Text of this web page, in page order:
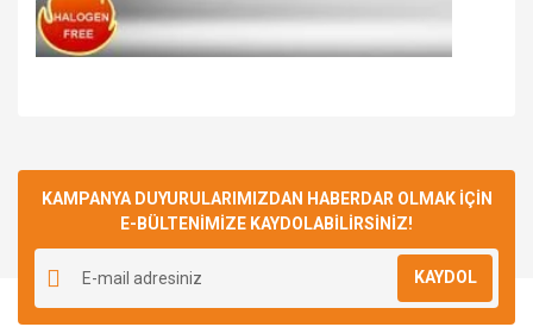
Yorum Yaz
KAMPANYA DUYURULARIMIZDAN HABERDAR OLMAK İÇİN
E-BÜLTENİMİZE KAYDOLABİLİRSİNİZ!
KAYDOL